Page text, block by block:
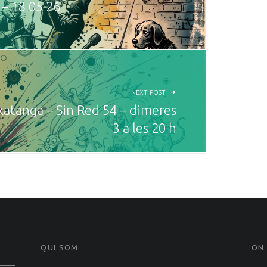
18 05 26
NEXT POST
– Sin Red 54 – dimeres
3 a les 20 h
QUI SOM ON